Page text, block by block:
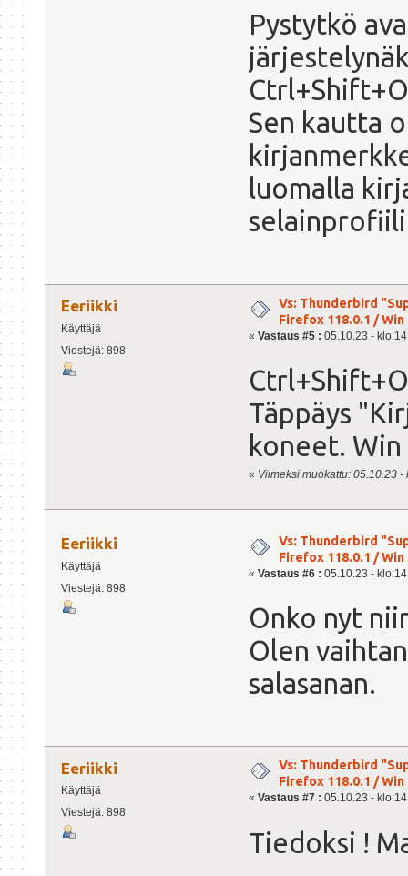
Pystytkö
Ctrl+Shift+O
Sen kautta
luomalla
Eeriikki
Käyttäjä
Viestejä: 898
Vs: Thunderbird
Firefox 118.0.1 / Win
« Vastaus #5 : 05.10.23 -
Täppäys
koneet.
« Viimeksi muokattu: 05.10.23
Eeriikki
Käyttäjä
Viestejä: 898
Vs: Thunderbird
Firefox 118.0.1 / Win
« Vastaus #6 : 05.10.23 -
Onko nyt
Olen
salasanan.
Eeriikki
Käyttäjä
Viestejä: 898
Vs: Thunderbird
Firefox 118.0.1 / Win
« Vastaus #7 : 05.10.23 -
Tiedoksi !